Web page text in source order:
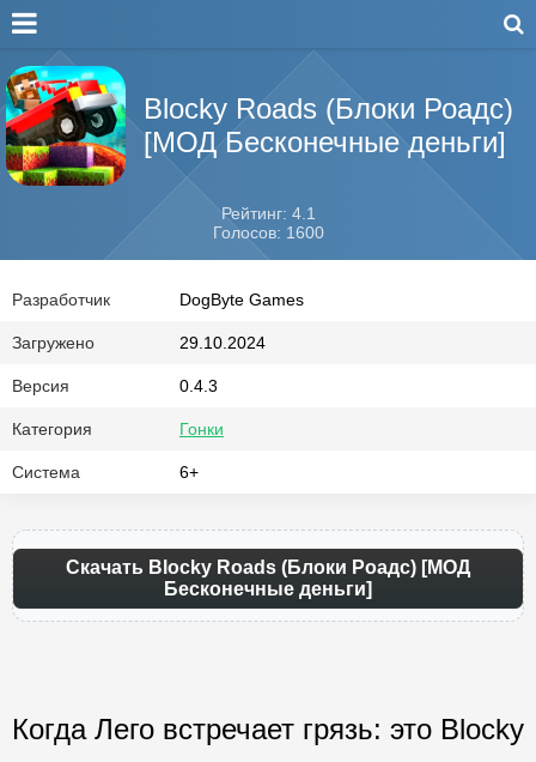
Blocky Roads (Блоки Роадс)
[МОД Бесконечные деньги]
Рейтинг: 4.1
Голосов: 1600
Разработчик DogByte Games
Загружено 29.10.2024
Версия 0.4.3
Категория Гонки
Система 6+
Скачать Blocky Roads (Блоки Роадс) [МОД
Бесконечные деньги]
Когда Лего встречает грязь: это Blocky